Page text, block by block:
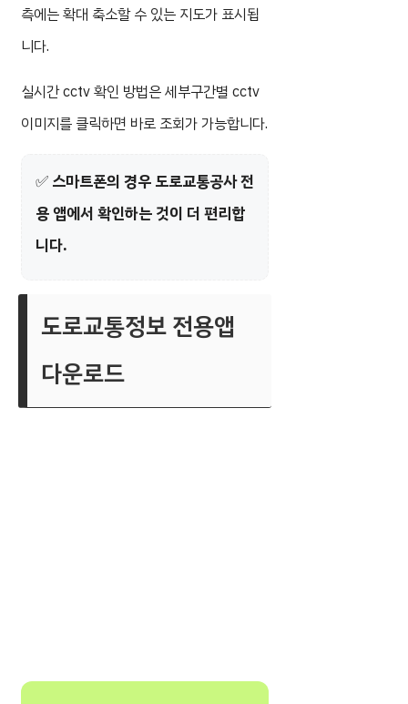
측에는 확대 축소할 수 있는 지도가 표시됩
니다.
실시간 cctv 확인 방법은 세부구간별 cctv
이미지를 클릭하면 바로 조회가 가능합니다.
✅ 스마트폰의 경우 도로교통공사 전
용 앱에서 확인하는 것이 더 편리합
니다.
도로교통정보 전용앱
다운로드